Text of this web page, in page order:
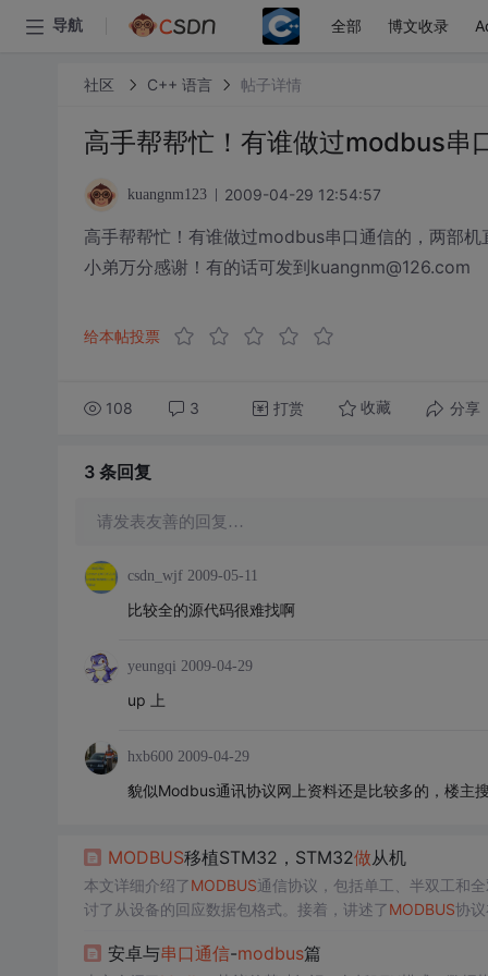
导航 全部 博文收录
社区 C++ 语言 帖子详情
高手帮帮忙！有谁做过modbus串
kuangnm123 2009-04-29 12:54:57
高手帮帮忙！有谁做过modbus串口通信的，两部
小弟万分感谢！有的话可发到kuangnm@126.com
给本帖投票
108 3 打赏 收藏 分享
3 条回复
请发表友善的回复…
csdn_wjf 2009-05-11
比较全的源代码很难找啊
yeungqi 2009-04-29
up 上
hxb600 2009-04-29
貌似Modbus通讯协议网上资料还是比较多的，楼主
MODBUS移植STM32，STM32做从机
本文详细介绍了MODBUS通信协议，包括单工、半双工和
讨了从设备的回应数据包格式。接着，讲述了MODBUS协
安卓与串口通信-modbus篇